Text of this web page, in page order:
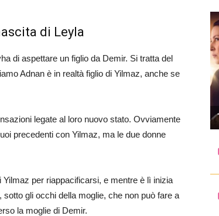
di Leyla
di aspettare un figlio da Demir. Si tratta del
Adnan è in realtà figlio di Yilmaz, anche se
legate al loro nuovo stato. Ovviamente
precedenti con Yilmaz, ma le due donne
per riappacificarsi, e mentre è lì inizia
gli occhi della moglie, che non può fare a
la moglie di Demir.